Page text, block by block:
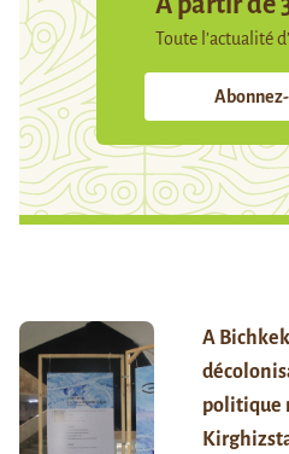
Toute l’actualité
A
politique